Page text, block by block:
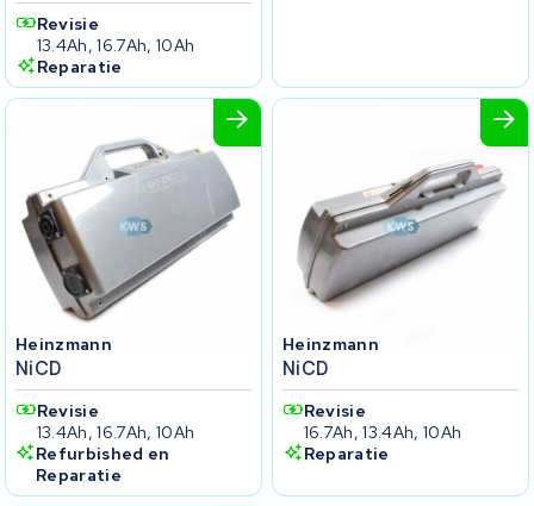
Revisie
13.4Ah, 16.7Ah, 10Ah
Reparatie
Heinzmann
NiCD
Revisie
13.4Ah, 16.7Ah, 10Ah
Refurbished en
Reparatie
Heinzmann
NiCD
Revisie
16.7Ah, 13.4Ah, 10Ah
Reparatie